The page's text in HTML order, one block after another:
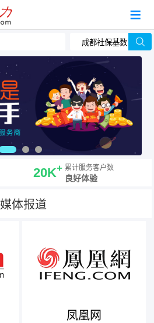
20K+ 累计服务客户数
良好体验
媒体报道
【腾讯】“2018中国互联网
凤凰网